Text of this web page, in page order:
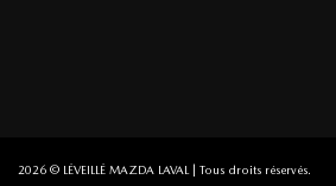
2026 © LÉVEILLÉ MAZDA LAVAL | Tous droits réservés.